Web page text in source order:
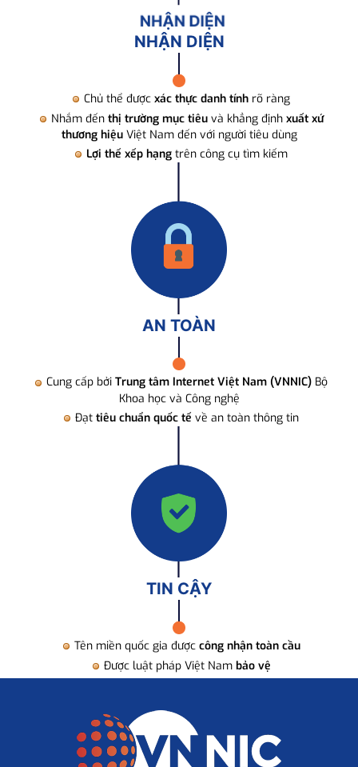
NHẬN DIỆN
Chủ thể được xác thực danh tính rõ ràng
Nhắm đến thị trường mục tiêuvà khẳng định xuất xứ
thương hiệuViệt Nam đến với người tiêu dùng
Lợi thế xếp hạng trên công cụ tìm kiếm
AN TOÀN
Cung cấp bởi Trung tâm Internet Việt Nam (VNNIC) Bộ
Khoa học và Công nghệ
Đạt tiêu chuẩn quốc tế về an toàn thông tin
TIN CẬY
Tên miền quốc gia được công nhận toàn cầu
Được luật pháp Việt Nam bảo vệ